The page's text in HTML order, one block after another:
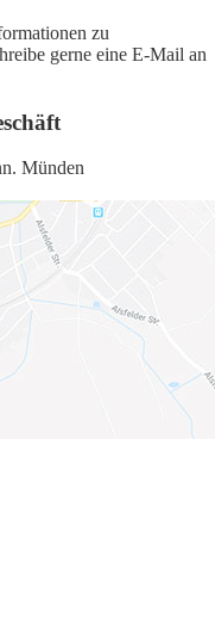
zu
gerne eine E-Mail an
Münden